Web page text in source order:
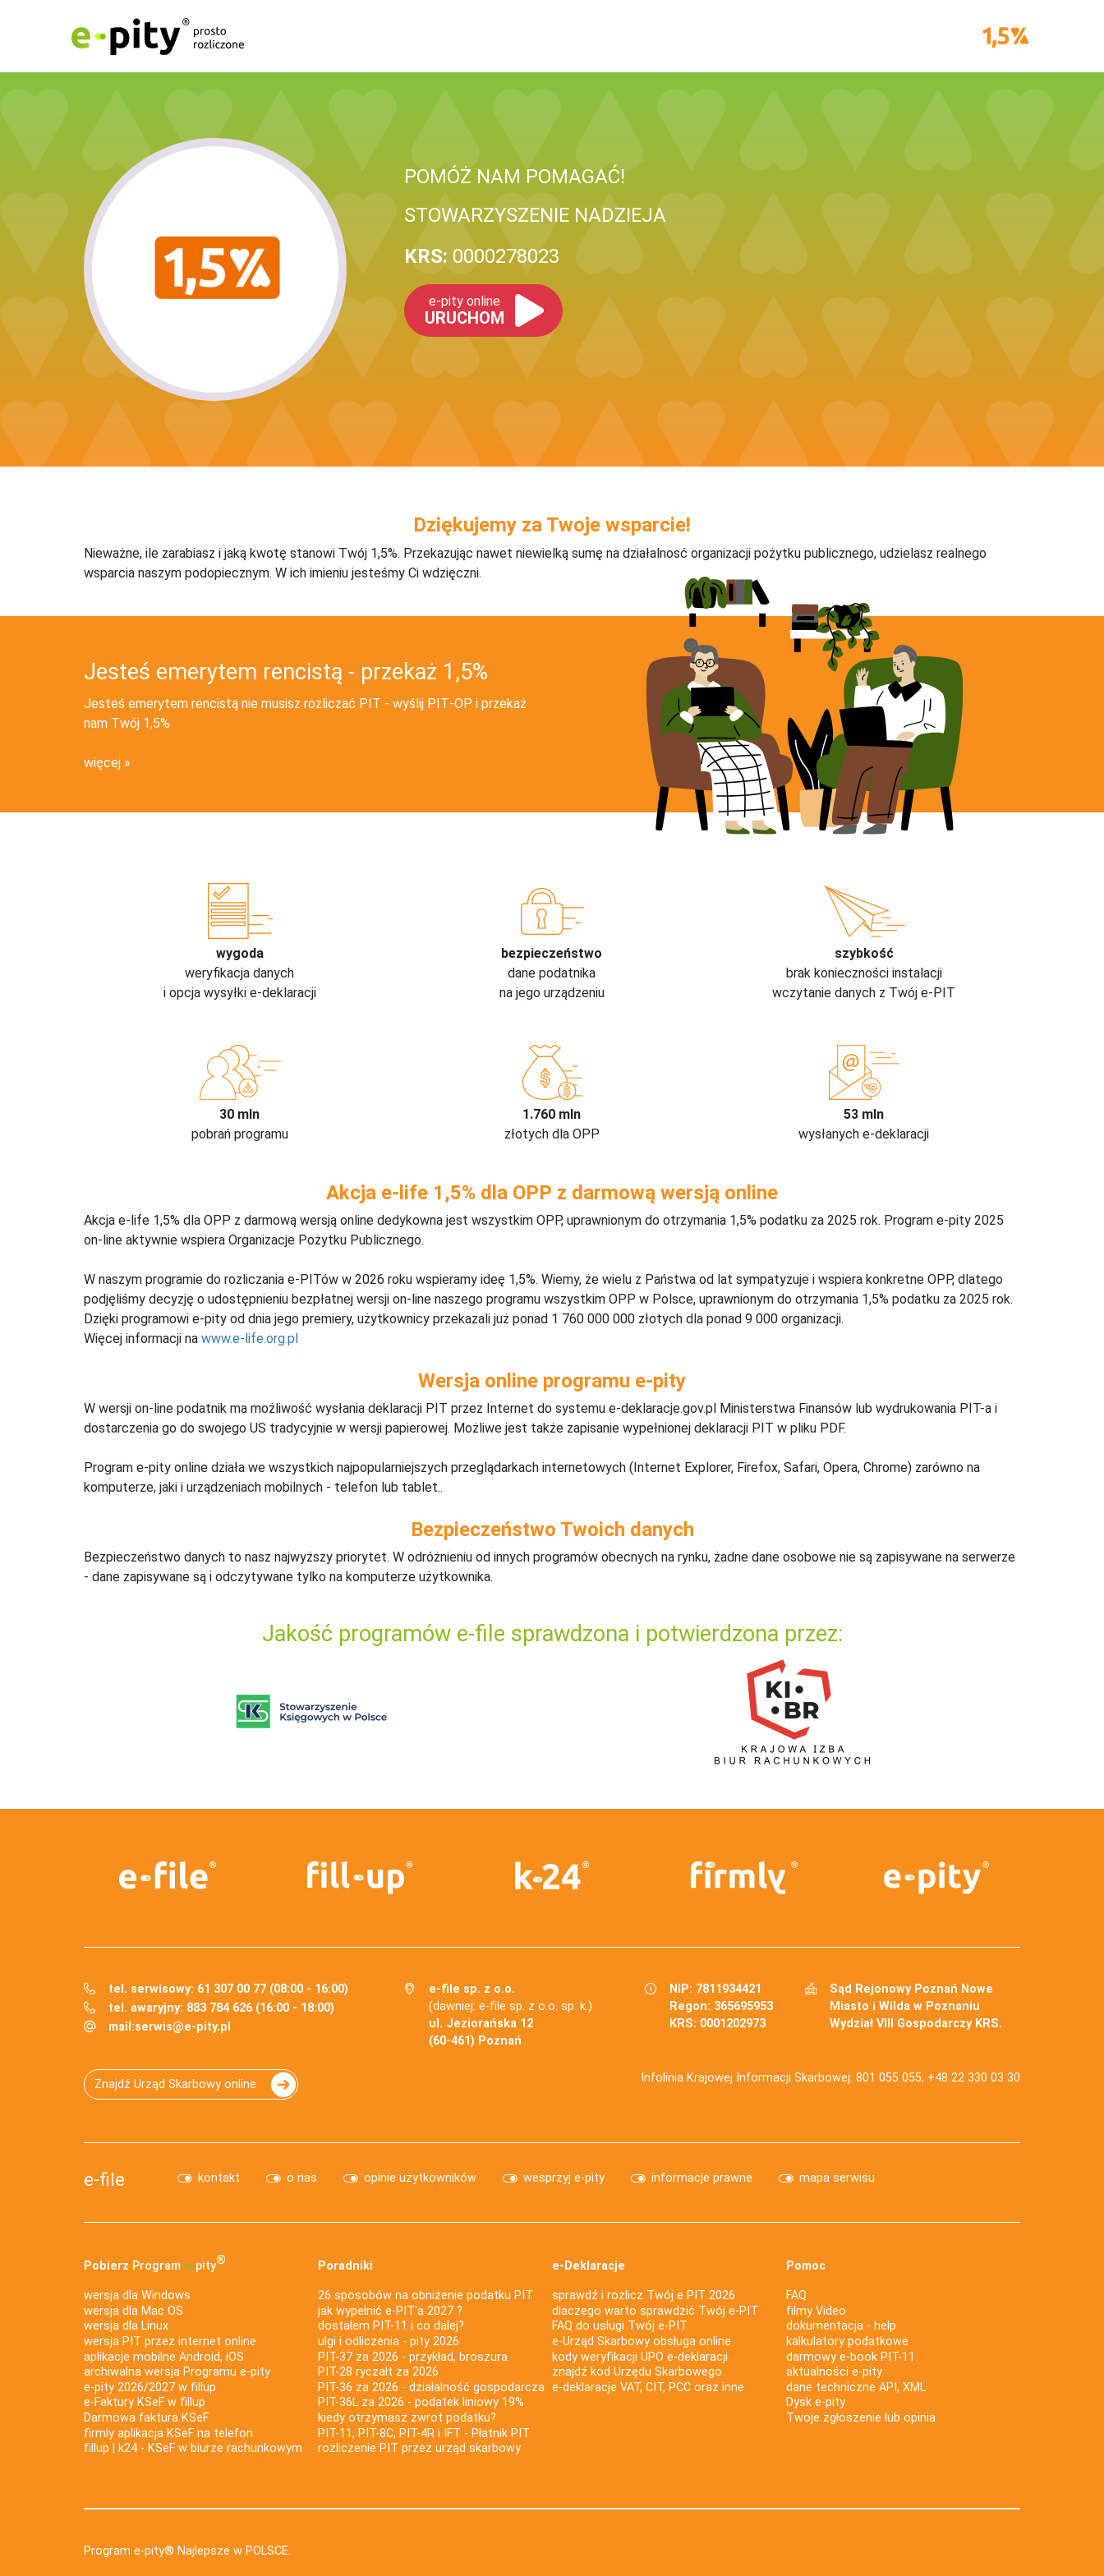
POMÓŻ NAM POMAGAĆ!
STOWARZYSZENIE NADZIEJA
KRS: 0000278023
e-pity online
URUCHOM
Dziękujemy za Twoje wsparcie!
Nieważne, ile zarabiasz i jaką kwotę stanowi Twój 1,5%. Przekazując nawet niewielką sumę na działalnosć organizacji pożytku publicznego, udzielasz realnego
wsparcia naszym podopiecznym. W ich imieniu jesteśmy Ci wdzięczni.
Jesteś emerytem rencistą - przekaż 1,5%
Jesteś emerytem rencistą nie musisz rozliczać PIT - wyślij PIT‑OP i przekaż
nam Twój 1,5%
więcej
wygoda
weryfikacja danych
i opcja wysyłki e-deklaracji
bezpieczeństwo
dane podatnika
na jego urządzeniu
szybkość
brak konieczności instalacji
wczytanie danych z Twój e-PIT
30 mln
pobrań programu
1.760 mln
złotych dla OPP
53 mln
wysłanych e-deklaracji
Akcja e-life 1,5% dla OPP z darmową wersją online
Akcja e-life 1,5% dla OPP z darmową wersją online dedykowna jest wszystkim OPP, uprawnionym do otrzymania 1,5% podatku za 2025 rok. Program e-pity 2025
on-line aktywnie wspiera Organizacje Pożytku Publicznego.
W naszym programie do rozliczania e-PITów w 2026 roku wspieramy ideę 1,5%. Wiemy, że wielu z Państwa od lat sympatyzuje i wspiera konkretne OPP, dlatego
podjęliśmy decyzję o udostępnieniu bezpłatnej wersji on-line naszego programu wszystkim OPP w Polsce, uprawnionym do otrzymania 1,5% podatku za 2025 rok.
Dzięki programowi e-pity od dnia jego premiery, użytkownicy przekazali już ponad 1 760 000 000 złotych dla ponad 9 000 organizacji.
Więcej informacji na www.e-life.org.pl
Wersja online programu e-pity
W wersji on-line podatnik ma możliwość wysłania deklaracji PIT przez Internet do systemu e-deklaracje.gov.pl Ministerstwa Finansów lub wydrukowania PIT-a i
dostarczenia go do swojego US tradycyjnie w wersji papierowej. Możliwe jest także zapisanie wypełnionej deklaracji PIT w pliku PDF.
Program e-pity online działa we wszystkich najpopularniejszych przeglądarkach internetowych (Internet Explorer, Firefox, Safari, Opera, Chrome) zarówno na
komputerze, jaki i urządzeniach mobilnych - telefon lub tablet..
Bezpieczeństwo Twoich danych
Bezpieczeństwo danych to nasz najwyższy priorytet. W odróżnieniu od innych programów obecnych na rynku, żadne dane osobowe nie są zapisywane na serwerze
- dane zapisywane są i odczytywane tylko na komputerze użytkownika.
Jakość programów e-file sprawdzona i potwierdzona przez:
tel. serwisowy: 61 307 00 77 (08:00 - 16:00)
tel. awaryjny: 883 784 626 (16:00 - 18:00)
mail:serwis@e-pity.pl
e-file sp. z o.o.
(dawniej: e-file sp. z o.o. sp. k.)
ul. Jeziorańska 12
(60-461) Poznań
NIP: 7811934421
Regon: 365695953
KRS: 0001202973
Sąd Rejonowy Poznań Nowe
Miasto i Wilda w Poznaniu
Wydział VIII Gospodarczy KRS.
Znajdź Urząd Skarbowy online Infolinia Krajowej Informacji Skarbowej: 801 055 055, +48 22 330 03 30
e-file kontakt o nas opinie użytkowników wesprzyj e-pity informacje prawne mapa serwisu
Pobierz Program e‑pity®
wersja dla Windows
wersja dla Mac OS
wersja dla Linux
wersja PIT przez internet online
aplikacje mobilne Android, iOS
archiwalna wersja Programu e-pity
e-pity 2026/2027 w fillup
e‑Faktury KSeF w fillup
Darmowa faktura KSeF
firmly aplikacja KSeF na telefon
fillup | k24 - KSeF w biurze rachunkowym
Poradniki
26 sposobów na obniżenie podatku PIT
jak wypełnić e-PIT'a 2027 ?
dostałem PIT-11 i co dalej?
ulgi i odliczenia - pity 2026
PIT-37 za 2026 - przykład, broszura
PIT-28 ryczałt za 2026
PIT-36 za 2026 - działalność gospodarcza
PIT-36L za 2026 - podatek liniowy 19%
kiedy otrzymasz zwrot podatku?
PIT-11, PIT-8C, PIT-4R i IFT - Płatnik PIT
rozliczenie PIT przez urząd skarbowy
e-Deklaracje
sprawdź i rozlicz Twój e PIT 2026
dlaczego warto sprawdzić Twój e-PIT
FAQ do usługi Twój e-PIT
e-Urząd Skarbowy obsługa online
kody weryfikacji UPO e-deklaracji
znajdź kod Urzędu Skarbowego
e-deklaracje VAT, CIT, PCC oraz inne
Pomoc
FAQ
filmy Video
dokumentacja - help
kalkulatory podatkowe
darmowy e-book PIT-11
aktualności e-pity
dane techniczne API, XML
Dysk e-pity
Twoje zgłoszenie lub opinia
Program e-pity® Najlepsze w POLSCE.